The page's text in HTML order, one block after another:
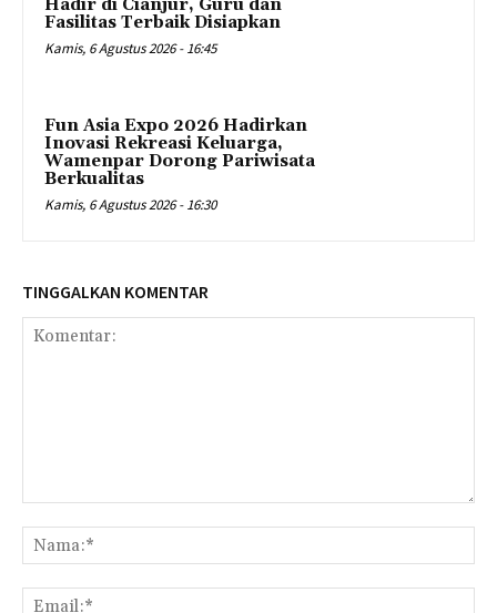
Hadir di Cianjur, Guru dan
Fasilitas Terbaik Disiapkan
Kamis, 6 Agustus 2026 - 16:45
Fun Asia Expo 2026 Hadirkan
Inovasi Rekreasi Keluarga,
Wamenpar Dorong Pariwisata
Berkualitas
Kamis, 6 Agustus 2026 - 16:30
TINGGALKAN KOMENTAR